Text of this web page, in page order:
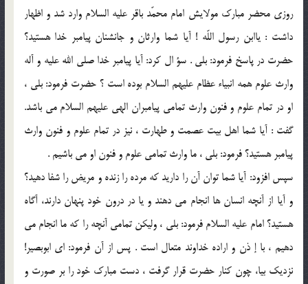
روزي محضر مبارك مولايش امام محمّد باقر عليه السلام وارد شد و اظهار
داشت : ياابن رسول اللّه ! آيا شما وارثان و جانشنان پيامبر خدا هستيد؟
حضرت در پاسخ فرمود: بلي . سؤ ال كرد: آيا پيامبر خدا صلي الله عليه و آله
وارث علوم همه انبياء عظام عليهم السلام بوده است ؟ حضرت فرمود: بلي ،
او در تمام علوم و فنون وارث تمامي پيامبران الهي عليهم السلام مي باشد.
گفت : آيا شما اهل بيت عصمت و طهارت ، نيز در تمام علوم و فنون وارث
پيامبر هستيد؟ فرمود: بلي ، ما وارث تمامي علوم و فنون او مي باشيم .
سپس افزود: آيا شما توان آن را داريد كه مرده را زنده و مريض را شفا دهيد؟
و آيا از آنچه انسان ها انجام مي دهند و يا در درون خود پنهان دارند، آگاه
هستيد؟ امام عليه السلام فرمود: بلي ، وليكن تمامي آنچه را كه ما انجام مي
دهيم ، با إ ذن و اراده خداوند متعال است . پس از آن فرمود: اي ابوبصير!
نزديك بيا، چون كنار حضرت قرار گرفت ، دست مبارك خود را بر صورت و